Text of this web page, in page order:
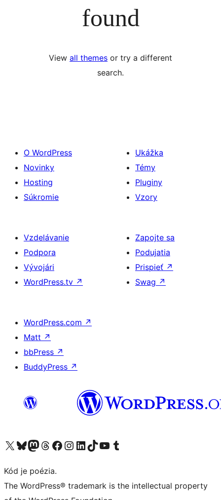
found
View all themes or try a different
search.
O WordPress
Novinky
Hosting
Súkromie
Ukážka
Témy
Pluginy
Vzory
Vzdelávanie
Podpora
Vývojári
WordPress.tv ↗
Zapojte sa
Podujatia
Prispieť ↗
Swag ↗
WordPress.com ↗
Matt ↗
bbPress ↗
BuddyPress ↗
Navštívte náš účet na X (predtým Twitter)
Navštívte náš účet na platforme Bluesky
Navštívte náš účet na Mastodone
Navštívte náš účet na platforme Threads
Navštívte našu stránku na Facebooku
Navštívte náš účet Instagram
Navštívte náš účet LinkedIn
Navštívte náš účet na platforme TikTok
Navštívte náš kanál YouTube
Navštívte náš účet na platforme Tumblr
Kód je poézia.
The WordPress® trademark is the intellectual property